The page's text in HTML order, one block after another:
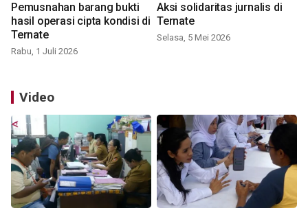
Pemusnahan barang bukti
hasil operasi cipta kondisi di
Ternate
Rabu, 1 Juli 2026
Aksi solidaritas jurnalis di
Ternate
Selasa, 5 Mei 2026
Video